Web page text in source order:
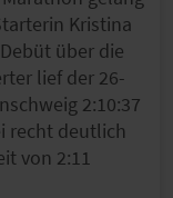
Kristina
über die
lief der 26-
2:10:37
recht deutlich
von 2:11